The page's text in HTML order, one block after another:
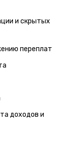
и скрытых
переплат
доходов и